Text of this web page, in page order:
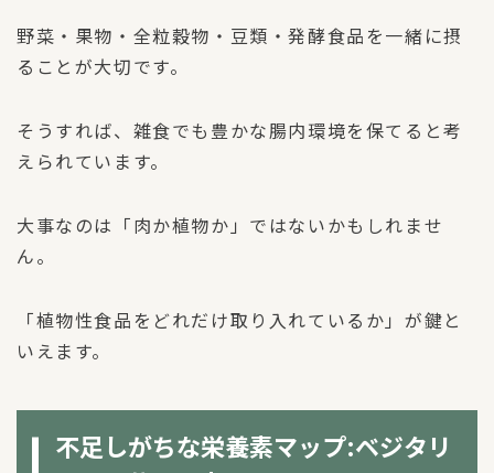
野菜・果物・全粒穀物・豆類・発酵食品を一緒に摂
ることが大切です。
そうすれば、雑食でも豊かな腸内環境を保てると考
えられています。
大事なのは「肉か植物か」ではないかもしれませ
ん。
「植物性食品をどれだけ取り入れているか」が鍵と
いえます。
不足しがちな栄養素マップ:ベジタリ